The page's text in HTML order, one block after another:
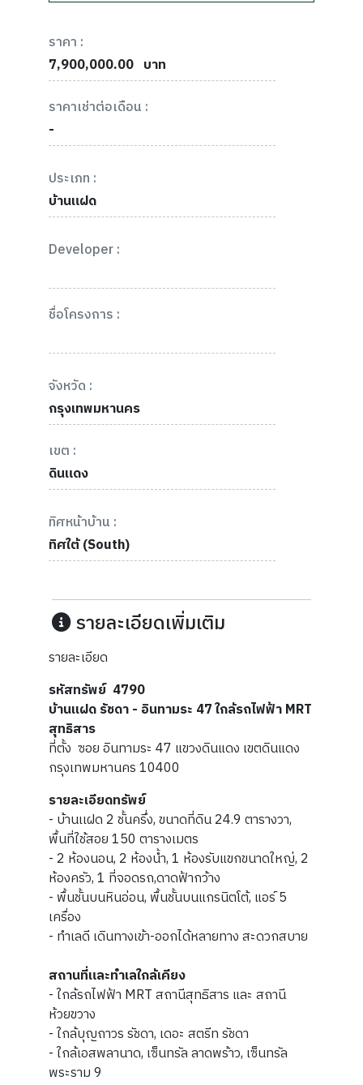
ราคา :
7,900,000.00 บาท
ราคาเช่าต่อเดือน :
-
ประเภท :
บ้านแฝด
Developer :
ชื่อโครงการ :
จังหวัด :
กรุงเทพมหานคร
เขต :
ดินแดง
ทิศหน้าบ้าน :
ทิศใต้ (South)
รายละเอียดเพิ่มเติม
รายละเอียด
รหัสทรัพย์ 4790
บ้านเเฝด รัชดา - อินทามระ 47 ใกล้รถไฟฟ้า MRT
สุทธิสาร
ที่ตั้ง ซอย อินทามระ 47 แขวงดินแดง เขตดินแดง
กรุงเทพมหานคร 10400
รายละเอียดทรัพย์
- บ้านเเฝด 2 ชั้นครึ่ง, ขนาดที่ดิน 24.9 ตารางวา,
พื้นที่ใช้สอย 150 ตารางเมตร
- 2 ห้องนอน, 2 ห้องน้ำ, 1 ห้องรับแขกขนาดใหญ่, 2
ห้องครัว, 1 ที่จอดรถ,ดาดฟ้ากว้าง
- พื้นชั้นบนหินอ่อน, พื้นชั้นบนแกรนิตโต้, แอร์ 5
เครื่อง
- ทำเลดี เดินทางเข้า-ออกได้หลายทาง สะดวกสบาย
สถานที่และทำเลใกล้เคียง
- ใกล้รถไฟฟ้า MRT สถานีสุทธิสาร และ สถานี
ห้วยขวาง
- ใกล้บุญถาวร รัชดา, เดอะ สตรีท รัชดา
- ใกล้เอสพลานาด, เซ็นทรัล ลาดพร้าว, เซ็นทรัล
พระราม 9